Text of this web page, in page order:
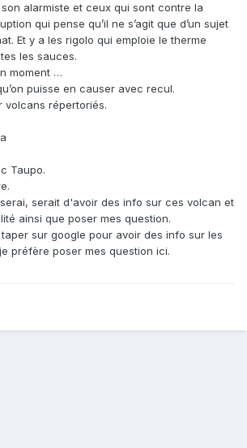
alarmiste et ceux qui sont contre la
qui pense qu’il ne s’agit que d’un sujet
Et y a les rigolo qui emploie le therme
les sauces.
moment …
puisse en causer avec recul.
volcans répertoriés.
Taupo.
serait d'avoir des info sur ces volcan et
ainsi que poser mes question.
taper sur google pour avoir des info sur les
préfère poser mes question ici.